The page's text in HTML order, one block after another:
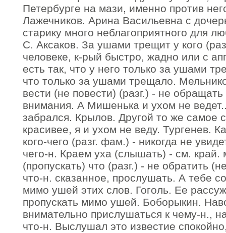
Петербурге на мази, именно против
Лажечников. Арина Васильевна с
старику много неблагоприятного для
С. Аксаков. За ушами трещит у кого
человеке, к-рый быстро, жадно или с
есть так, что у него только за ушами
что только за ушами трещало.
вести (не повести) (разг.) - не
внимания. А Мишенька и ухом не
забрался. Крылов. Другой то же самое
красивее, я и ухом не веду. Тургенев.
кого-чего (разг. фам.) - никогда не
чего-н. Краем уха (слышать) - см. край.
(пропускать) что (разг.) - не обратить
что-н. сказанное, прослушать. А тебе
мимо ушей этих слов. Гоголь. Ее
пропускать мимо ушей. Боборыкин.
внимательно прислушаться к чему-н.,
что-н. Выслушал это известие